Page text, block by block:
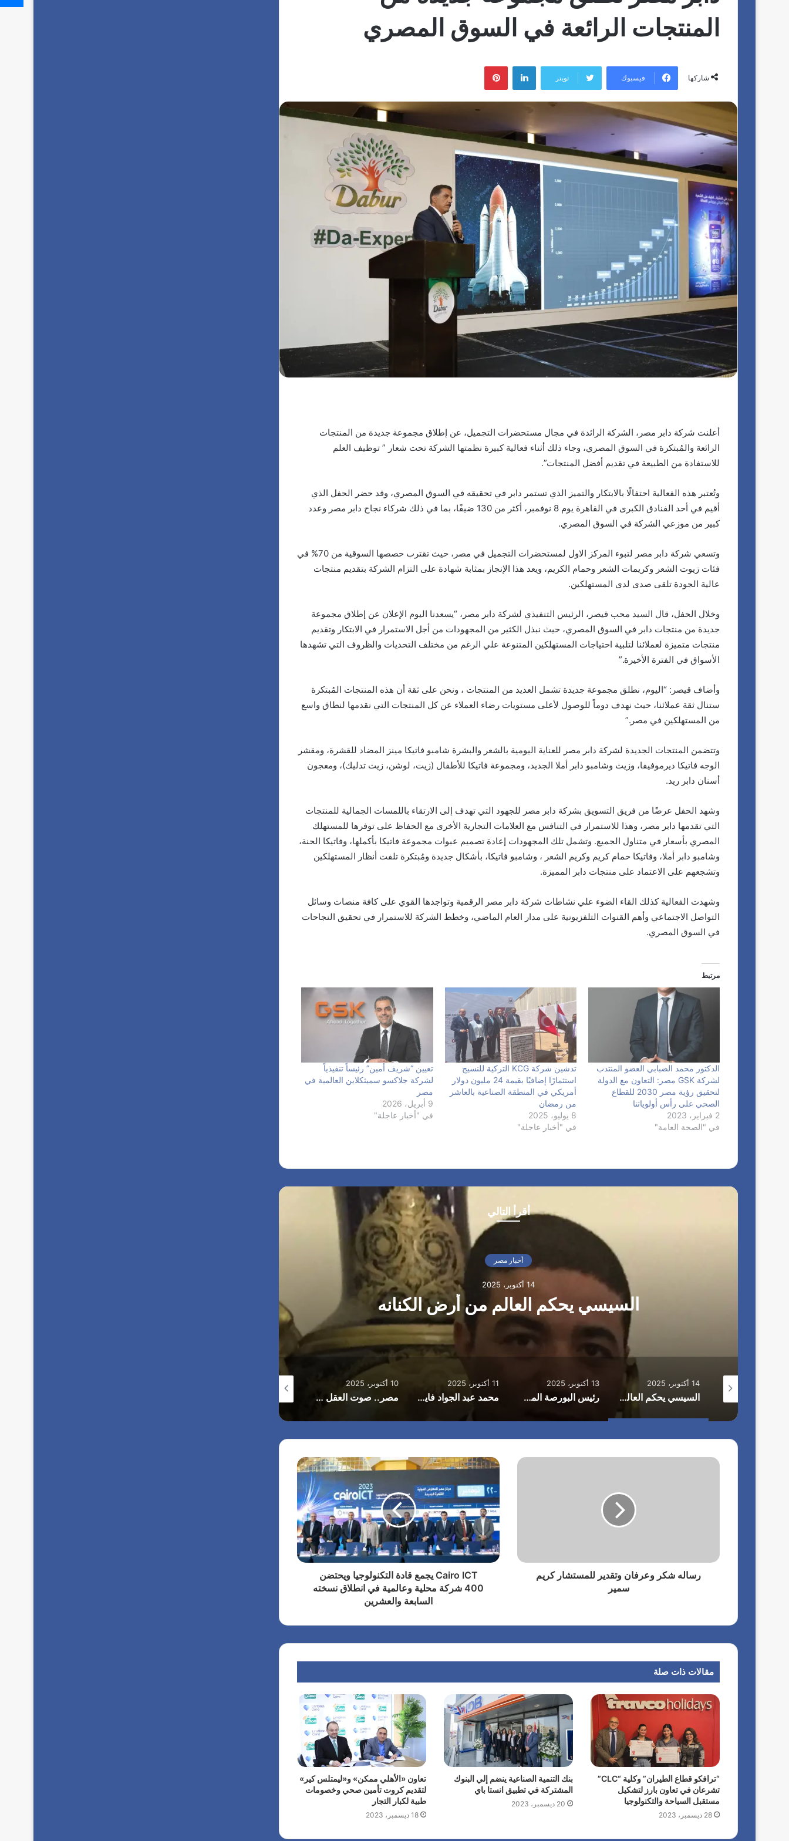
المنتجات الرائعة في السوق المصري
شاركها فيسبوك تويتر
لينكدإن
أعلنت شركة دابر مصر، الشركة الرائدة في مجال مستحضرات التجميل، عن إطلاق مجموعة جديدة من المنتجات
الرائعة والمُبتكرة في السوق المصري، وجاء ذلك أثناء فعالية كبيرة نظمتها الشركة تحت شعار ” توظيف العلم
للاستفادة من الطبيعة في تقديم أفضل المنتجات”.
وتُعتبر هذه الفعالية احتفالًا بالابتكار والتميز الذي تستمر دابر في تحقيقه في السوق المصري، وقد حضر الحفل الذي
أقيم في أحد الفنادق الكبرى في القاهرة يوم 8 نوفمبر، أكثر من 130 ضيفًا، بما في ذلك شركاء نجاح دابر مصر وعدد
كبير من موزعي الشركة في السوق المصري.
وتسعي شركة دابر مصر لتبوء المركز الاول لمستحضرات التجميل في مصر، حيث تقترب حصصها السوقية من 70% في
فئات زيوت الشعر وكريمات الشعر وحمام الكريم، ويعد هذا الإنجاز بمثابة شهادة على التزام الشركة بتقديم منتجات
عالية الجودة تلقى صدى لدى المستهلكين.
وخلال الحفل، قال السيد محب قيصر، الرئيس التنفيذي لشركة دابر مصر، “يسعدنا اليوم الإعلان عن إطلاق مجموعة
جديدة من منتجات دابر في السوق المصري، حيث نبذل الكثير من المجهودات من أجل الاستمرار في الابتكار وتقديم
منتجات متميزة لعملائنا لتلبية احتياجات المستهلكين المتنوعة علي الرغم من مختلف التحديات والظروف التي تشهدها
الأسواق في الفترة الأخيرة.”
وأضاف قيصر: “اليوم، نطلق مجموعة جديدة تشمل العديد من المنتجات ، ونحن على ثقة أن هذه المنتجات المُبتكرة
ستنال ثقة عملائنا، حيث نهدف دوماً للوصول لأعلى مستويات رضاء العملاء عن كل المنتجات التي نقدمها لنطاق واسع
من المستهلكين في مصر.”
وتتضمن المنتجات الجديدة لشركة دابر مصر للعناية اليومية بالشعر والبشرة شامبو فاتيكا مينز المضاد للقشرة، ومقشر
الوجه فاتيكا ديرموفيفا، وزيت وشامبو دابر أملا الجديد، ومجموعة فاتيكا للأطفال (زيت، لوشن، زيت تدليك)، ومعجون
أسنان دابر ريد.
وشهد الحفل عرضًا من فريق التسويق بشركة دابر مصر للجهود التي تهدف إلى الارتقاء باللمسات الجمالية للمنتجات
التي تقدمها دابر مصر، وهذا للاستمرار في التنافس مع العلامات التجارية الأخرى مع الحفاظ على توفرها للمستهلك
المصري بأسعار في متناول الجميع. وتشمل تلك المجهودات إعادة تصميم عبوات مجموعة فاتيكا بأكملها، وفاتيكا الحنة،
وشامبو دابر أملا، وفاتيكا حمام كريم وكريم الشعر ، وشامبو فاتيكا، بأشكال جديدة ومُبتكرة تلفت أنظار المستهلكين
وتشجعهم على الاعتماد على منتجات دابر المميزة.
وشهدت الفعالية كذلك القاء الضوء علي نشاطات شركة دابر مصر الرقمية وتواجدها القوي على كافة منصات وسائل
التواصل الاجتماعي وأهم القنوات التلفزيونية على مدار العام الماضي، وخطط الشركة للاستمرار في تحقيق النجاحات
في السوق المصري.
مرتبط
الدكتور محمد الضبابي العضو المنتدب
لشركة GSK مصر: التعاون مع الدولة
لتحقيق رؤية مصر 2030 للقطاع
الصحي على رأس أولوياتنا
2 فبراير، 2023
في "الصحة العامة"
تدشين شركة KCG التركية للنسيج
استثمارًا إضافيًا بقيمة 24 مليون دولار
أمريكي في المنطقة الصناعية بالعاشر
من رمضان
8 يوليو، 2025
في "أخبار عاجلة"
تعيين “شريف أمين” رئيساً تنفيذياً
لشركة جلاكسو سميثكلاين العالمية في
مصر
9 أبريل، 2026
في "أخبار عاجلة"
أقرأ التالي
أخبار مصر
14 أكتوبر، 2025
السيسي يحكم العالم من أرض الكنانه
14 أكتوبر، 2025
السيسي يحكم العالم من أرض الكنانه
13 أكتوبر، 2025
رئيس البورصة المصرية يشارك في حلقة نقاشية حول آليات تسوية المنازعات وأهميتها للنمو الاقتصادي القاهرة في 13 أكتوبر 2025
11 أكتوبر، 2025
محمد عبد الجواد فايد :”أكتوبر.. ذكرى لن تمحى من ذاكرتنا، وستظل محفورة في قلوبنا أبطال حرب أكتوبر
10 أكتوبر، 2025
مصر.. صوت العقل في زمن العواصف في خضم أزمات المنطقة وتفجر
رساله شكر وعرفان وتقدير للمستشار كريم
سمير
Cairo ICT يجمع قادة التكنولوجيا ويحتضن
400 شركة محلية وعالمية في انطلاق نسخته
السابعة والعشرين
مقالات ذات صلة
“ترافكو قطاع الطيران” وكلية “CLC”
تشرعان في تعاون بارز لتشكيل
مستقبل السياحة والتكنولوجيا
28 ديسمبر، 2023
بنك التنمية الصناعية ينضم إلي البنوك
المشتركة في تطبيق انستا باي
20 ديسمبر، 2023
تعاون «الأهلي ممكن» و«ليمتلس كير»
لتقديم كروت تأمين صحي وخصومات
طبية لكبار التجار
18 ديسمبر، 2023